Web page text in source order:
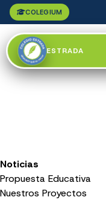
COLEGIUM
ESTRADA
Noticias
Propuesta Educativa
Nuestros Proyectos